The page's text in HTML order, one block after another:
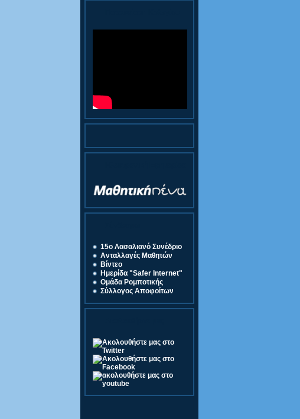
15o Λασαλιανό Συνέδριο
Ανταλλαγές Μαθητών
Βίντεο
Ημερίδα "Safer Internet"
Ομάδα Ρομποτικής
Σύλλογος Αποφοίτων